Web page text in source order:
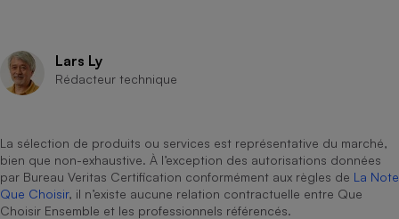
Lars Ly
Rédacteur technique
La sélection de produits ou services est représentative du marché,
bien que non-exhaustive. À l’exception des autorisations données
par Bureau Veritas Certification conformément aux règles de La Note
Que Choisir, il n’existe aucune relation contractuelle entre Que
Choisir Ensemble et les professionnels référencés.